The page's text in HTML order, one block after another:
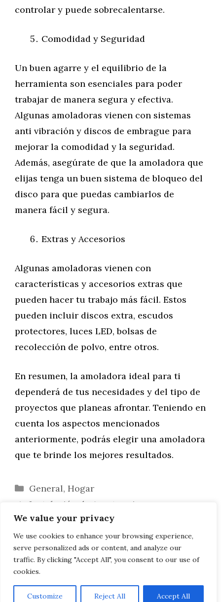
We value your privacy
We use cookies to enhance your browsing experience,
serve personalized ads or content, and analyze our
traffic. By clicking "Accept All", you consent to our use of
cookies.
Customize Reject All Accept All
controlar y puede sobrecalentarse.
Comodidad y Seguridad
Un buen agarre y el equilibrio de la
herramienta son esenciales para poder
trabajar de manera segura y efectiva.
Algunas amoladoras vienen con sistemas
anti vibración y discos de embrague para
mejorar la comodidad y la seguridad.
Además, asegúrate de que la amoladora que
elijas tenga un buen sistema de bloqueo del
disco para que puedas cambiarlos de
manera fácil y segura.
Extras y Accesorios
Algunas amoladoras vienen con
características y accesorios extras que
pueden hacer tu trabajo más fácil. Estos
pueden incluir discos extra, escudos
protectores, luces LED, bolsas de
recolección de polvo, entre otros.
En resumen, la amoladora ideal para ti
dependerá de tus necesidades y del tipo de
proyectos que planeas afrontar. Teniendo en
cuenta los aspectos mencionados
anteriormente, podrás elegir una amoladora
que te brinde los mejores resultados.
Categorías
General, Hogar
Instalación de Aerotermia en una
Vivienda Unifamiliar
Cómo Fabricar una Escalera de Madera
Tipo Tijera Fácilmente